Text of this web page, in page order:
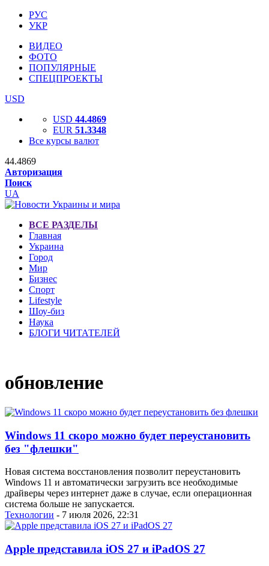
РУС
УКР
ВИДЕО
ФОТО
ПОПУЛЯРНЫЕ
СПЕЦПРОЕКТЫ
USD
USD 44.4869
EUR 51.3348
Все курсы валют
44.4869
Авторизация
Поиск
UA
ВСЕ РАЗДЕЛЫ
Главная
Украина
Город
Мир
Бизнес
Спорт
Lifestyle
Шоу-биз
Наука
БЛОГИ ЧИТАТЕЛЕЙ
обновление
Windows 11 скоро можно будет переустановить
без "флешки"
Новая система восстановления позволит переустановить
Windows 11 и автоматически загрузить все необходимые
драйверы через интернет даже в случае, если операционная
система больше не запускается.
Технологии - 7 июля 2026, 22:31
Apple представила iOS 27 и iPadOS 27